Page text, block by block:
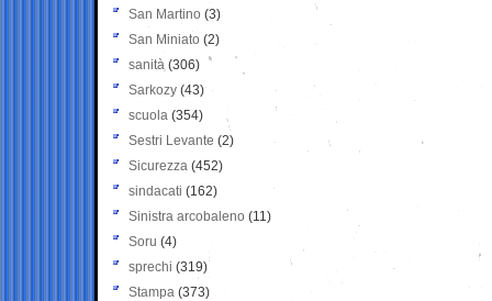
San Martino (3)
San Miniato (2)
sanità (306)
Sarkozy (43)
scuola (354)
Sestri Levante (2)
Sicurezza (452)
sindacati (162)
Sinistra arcobaleno (11)
Soru (4)
sprechi (319)
Stampa (373)